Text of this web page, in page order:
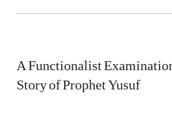
A Functionalist
Story of Prophet Yusuf